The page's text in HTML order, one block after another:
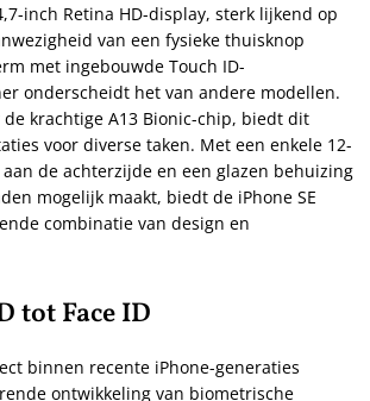
inch Retina HD-display, sterk lijkend op
van een fysieke thuisknop
met ingebouwde Touch ID-
onderscheidt het van andere modellen.
krachtige A13 Bionic-chip, biedt dit
voor diverse taken. Met een enkele 12-
de achterzijde en een glazen behuizing
mogelijk maakt, biedt de iPhone SE
combinatie van design en
tot Face ID
binnen recente iPhone-generaties
ontwikkeling van biometrische